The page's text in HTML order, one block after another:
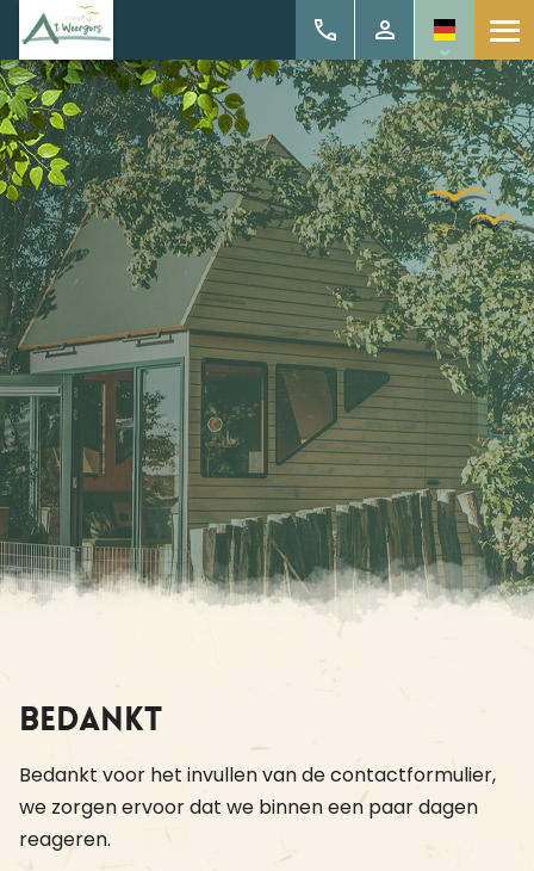
Bedankt
Bedankt voor het invullen van de contactformulier,
we zorgen ervoor dat we binnen een paar dagen
reageren.